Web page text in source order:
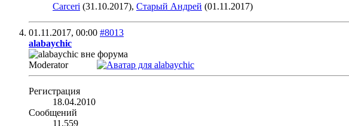
Carceri (31.10.2017), Старый Андрей (01.11.2017)
01.11.2017, 00:00 #8013
alabaychic
Moderator
Регистрация
18.04.2010
Сообщений
11,559